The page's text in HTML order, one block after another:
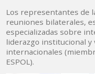
Los representantes de
reuniones bilaterales,
especializadas sobre
liderazgo institucional y
internacionales
ESPOL).